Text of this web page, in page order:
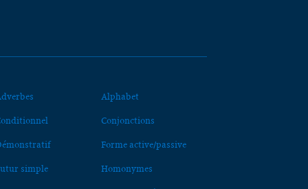
Alphabet
Conjonctions
Forme active/passive
simple Homonymes